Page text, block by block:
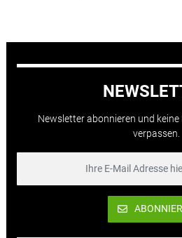
Newsletter abonnieren und
verpassen.